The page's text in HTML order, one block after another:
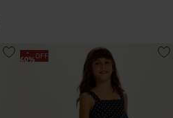
-
60%OFF